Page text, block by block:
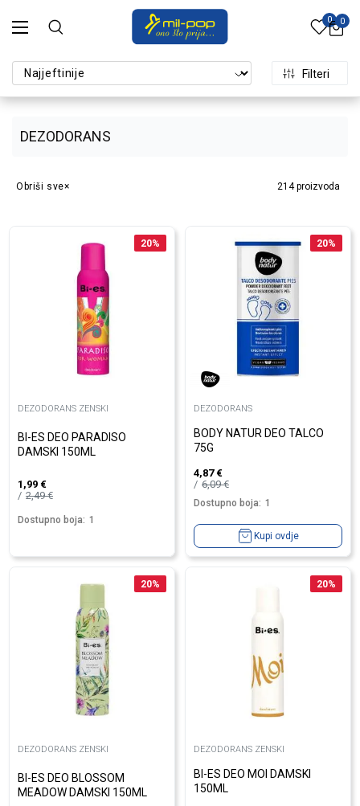
0 0
DEZODORANS
Filteri
214proizvoda
Obriši sve
20%
DEZODORANS ZENSKI
BI-ES DEO PARADISO
DAMSKI 150ML
1,99 €
2,49€
Dostupno boja: 1
20%
DEZODORANS
BODY NATUR DEO TALCO
75G
4,87 €
6,09€
Dostupno boja: 1
Kupi ovdje
20%
DEZODORANS ZENSKI
BI-ES DEO BLOSSOM
MEADOW DAMSKI 150ML
20%
DEZODORANS ZENSKI
BI-ES DEO MOI DAMSKI
150ML